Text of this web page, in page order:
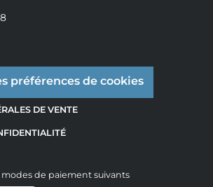
préférences de cookies
DE VENTE
modes de paiement suivants